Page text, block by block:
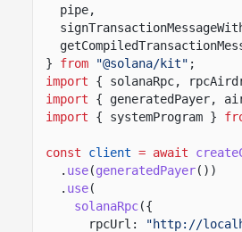
pipe,
}
from "@solana/kit" ;
import
{ solanaRpc,
import
{ generatedPayer,
import
{ systemProgram }
const client = await
. use(generatedPayer())
. use(
solanaRpc({
rpcUrl:
"http://